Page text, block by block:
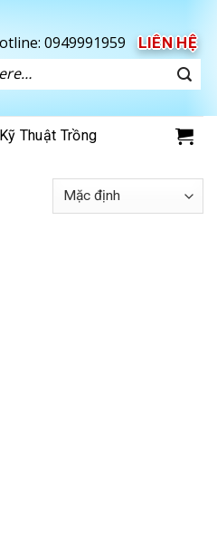
0949991959 LIÊN HỆ
Kỹ Thuật Trồng